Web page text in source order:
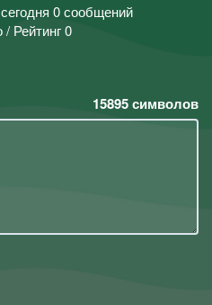
0 сообщений
/ Рейтинг 0
15895символов